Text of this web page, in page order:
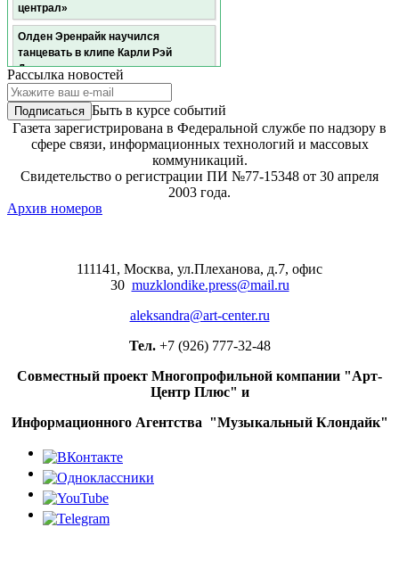
централ»
Олден Эренрайк научился
танцевать в клипе Карли Рэй
Джепсен
Мадонна и Кайли Миноуг записали
дуэт
Пелагея: «Я чувствую себя в
самом расцвете сил. Ровно на свой
возраст»
«Перерожденные» покажет ТВ-3
«Пилигрима»
Даша Чаруша: "В кино нельзя
отчаиваться, ты должен постоянно
Джон Туртурро пытается вернуть
награбленное в «Единственном
карманнике в Нью-Йорке»
кого канселили до эпохи отмены»
Сегодня 75 лет Станиславу
Садальскому
Умер музыкант и продюсер
альбомов Мадонны и Blur Уильям
Рассылка новостей
Быть в курсе событий
Газета зарегистрирована в Федеральной службе по надзору в
сфере связи, информационных технологий и массовых
коммуникаций.
Свидетельство о регистрации ПИ №77-15348 от 30 апреля
2003 года.
Архив номеров
111141, Москва, ул.Плеханова, д.7, офис
30 muzklondike.press@mail.ru
aleksandra@art-center.ru
Тел. +7 (926) 777-32-48
Совместный проект Многопрофильной компании "Арт-
Центр Плюс" и
Информационного Агентства "Музыкальный Клондайк"